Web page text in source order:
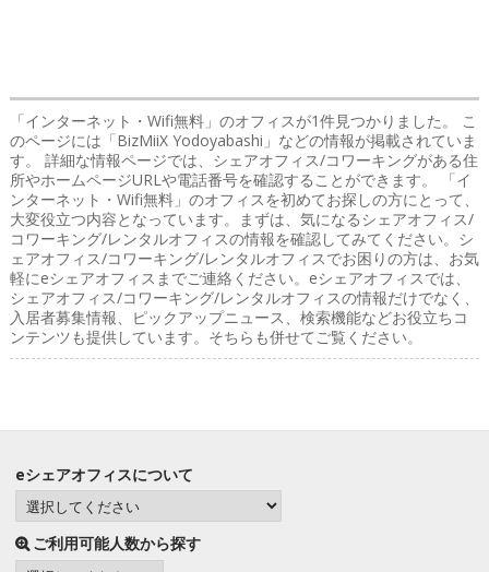
「インターネット・Wifi無料」のオフィスが1件見つかりました。 こ
のページには「BizMiiX Yodoyabashi」などの情報が掲載されていま
す。 詳細な情報ページでは、シェアオフィス/コワーキングがある住
所やホームページURLや電話番号を確認することができます。 「イ
ンターネット・Wifi無料」のオフィスを初めてお探しの方にとって、
大変役立つ内容となっています。まずは、気になるシェアオフィス/
コワーキング/レンタルオフィスの情報を確認してみてください。シ
ェアオフィス/コワーキング/レンタルオフィスでお困りの方は、お気
軽にeシェアオフィスまでご連絡ください。eシェアオフィスでは、
シェアオフィス/コワーキング/レンタルオフィスの情報だけでなく、
入居者募集情報、ピックアップニュース、検索機能などお役立ちコ
ンテンツも提供しています。そちらも併せてご覧ください。
eシェアオフィスについて
ご利用可能人数から探す